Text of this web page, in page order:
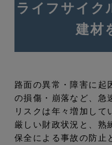
ライフサイク
建材
路面の異常・障害に起
の損傷・崩落など、急
リスクは年々増加して
厳しい財政状況と、熟
保全による事故の防止